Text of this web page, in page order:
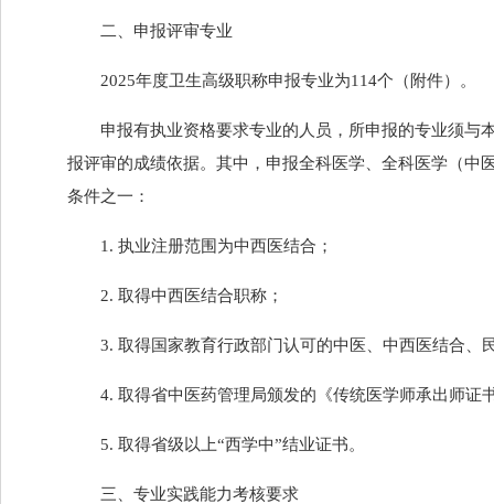
二、申报评审专业
2025年度卫生高级职称申报专业为114个（附件）。
申报有执业资格要求专业的人员，所申报的专业须与
报评审的成绩依据。其中，申报全科医学、全科医学（中
条件之一：
1. 执业注册范围为中西医结合；
2. 取得中西医结合职称；
3. 取得国家教育行政部门认可的中医、中西医结合、
4. 取得省中医药管理局颁发的《传统医学师承出师证
5. 取得省级以上“西学中”结业证书。
三、专业实践能力考核要求